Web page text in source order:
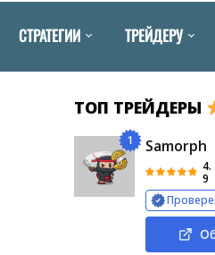
СТРАТЕГИИ ТРЕЙДЕРУ
ТОП ТРЕЙДЕРЫ
1 Samorph
4.
9